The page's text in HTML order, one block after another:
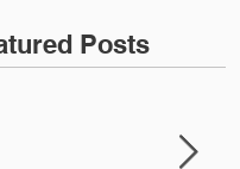
Posts